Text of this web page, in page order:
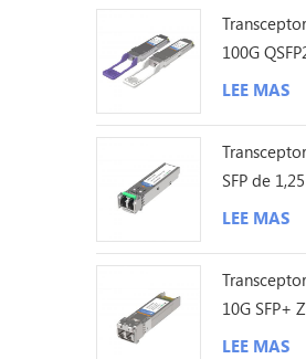
100G
80KM
LEE MAS
SFP de
y 200 km
LEE MAS
10G SFP+
120 km
LEE MAS